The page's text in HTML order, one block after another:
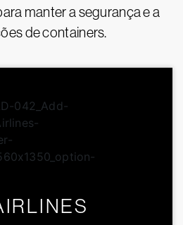
manter a segurança e a
de containers.